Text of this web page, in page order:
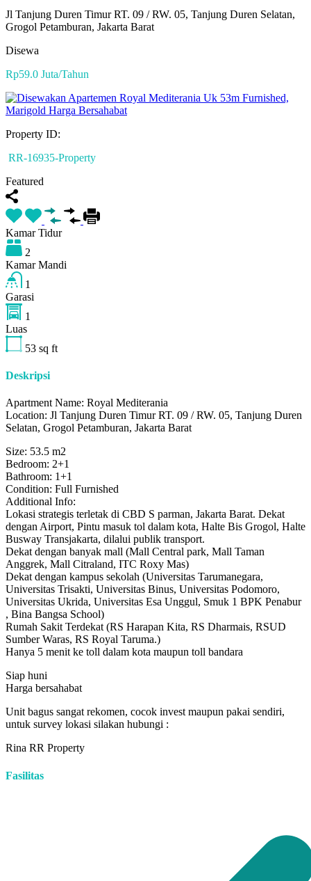
Jl Tanjung Duren Timur RT. 09 / RW. 05, Tanjung Duren Selatan,
Grogol Petamburan, Jakarta Barat
Disewa
Rp59.0 Juta/Tahun
Property ID:
RR-16935-Property
Featured
Kamar Tidur
2
Kamar Mandi
1
Garasi
1
Luas
53 sq ft
Deskripsi
Apartment Name: Royal Mediterania
Location: Jl Tanjung Duren Timur RT. 09 / RW. 05, Tanjung Duren
Selatan, Grogol Petamburan, Jakarta Barat
Size: 53.5 m2
Bedroom: 2+1
Bathroom: 1+1
Condition: Full Furnished
Additional Info:
Lokasi strategis terletak di CBD S parman, Jakarta Barat. Dekat
dengan Airport, Pintu masuk tol dalam kota, Halte Bis Grogol, Halte
Busway Transjakarta, dilalui publik transport.
Dekat dengan banyak mall (Mall Central park, Mall Taman
Anggrek, Mall Citraland, ITC Roxy Mas)
Dekat dengan kampus sekolah (Universitas Tarumanegara,
Universitas Trisakti, Universitas Binus, Universitas Podomoro,
Universitas Ukrida, Universitas Esa Unggul, Smuk 1 BPK Penabur
, Bina Bangsa School)
Rumah Sakit Terdekat (RS Harapan Kita, RS Dharmais, RSUD
Sumber Waras, RS Royal Taruma.)
Hanya 5 menit ke toll dalam kota maupun toll bandara
Siap huni
Harga bersahabat
Unit bagus sangat rekomen, cocok invest maupun pakai sendiri,
untuk survey lokasi silakan hubungi :
Rina RR Property
Fasilitas